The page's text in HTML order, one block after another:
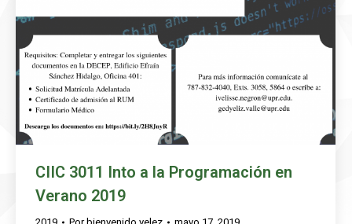
CIIC 3011 Into a la Programación en
Verano 2019